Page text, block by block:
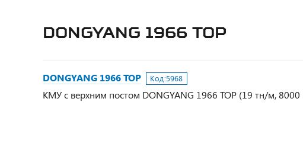
DONGYANG 1966 ТОР
DONGYANG 1966 ТОР Код:5968
КМУ с верхним постом DONGYANG 1966 ТОР (19 тн/м,